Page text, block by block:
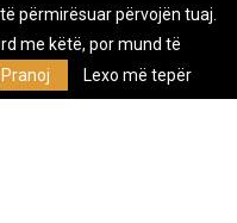
Marketing
Kontakt
e themeluar në vitin
përmirësuar përvojën tuaj.
me këtë, por mund të
Pranoj Lexo më tepër